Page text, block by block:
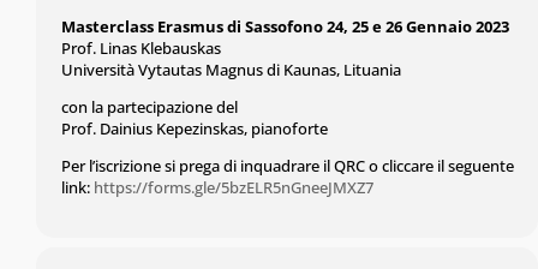
Masterclass Erasmus di Sassofono 24, 25 e 26 Gennaio 2023
Prof. Linas Klebauskas
Università Vytautas Magnus di Kaunas, Lituania
con la partecipazione del
Prof. Dainius Kepezinskas, pianoforte
Per l’iscrizione si prega di inquadrare il QRC o cliccare il seguente
link: https://forms.gle/5bzELR5nGneeJMXZ7